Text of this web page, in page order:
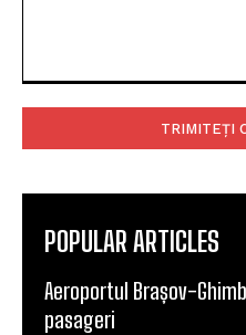
POPULAR ARTICLES
Aeroportul Brașov-
pasageri